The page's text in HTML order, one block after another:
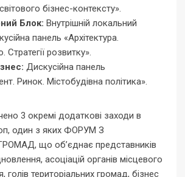
бізнес-контексту».
Блок: Внутрішній локальний
панель «Архітектура.
Стратегії розвитку».
Дискусійна панель
Ринок. Містобудівна політика».
3 окремі додаткові заходи в
один з яких ФОРУМ З
що об’єднає представників
асоціацій органів місцевого
голів територіальних громад, бізнес